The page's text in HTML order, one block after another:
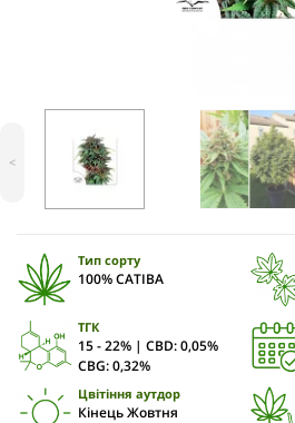
<
Тип сорту
100% САТІВА
ТГК
15 - 22% | CBD: 0,05%
CBG: 0,32%
Цвітіння аутдор
Кінець Жовтня